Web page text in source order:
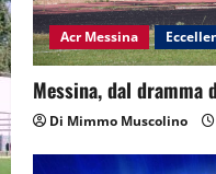
Acr Messina
Messina, dal dramma
Di Mimmo Muscolino